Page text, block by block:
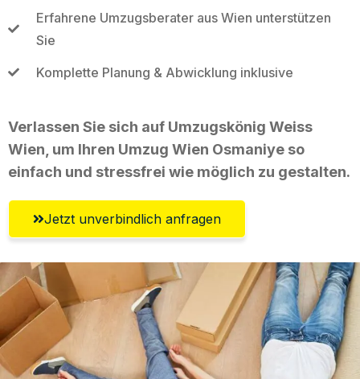
Erfahrene Umzugsberater aus Wien unterstützen
Sie
Komplette Planung & Abwicklung inklusive
Verlassen Sie sich auf Umzugskönig Weiss
Wien, um Ihren Umzug Wien Osmaniye so
einfach und stressfrei wie möglich zu gestalten.
Jetzt unverbindlich anfragen